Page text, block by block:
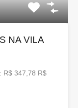
NA VILA
R$ 347,78 R$